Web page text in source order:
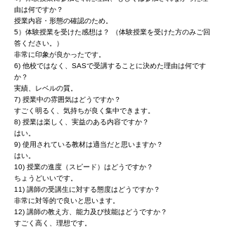
由は何ですか？
授業内容・形態の確認のため。
5）体験授業を受けた感想は？ （体験授業を受けた方のみご回
答ください。）
非常に印象が良かったです。
6) 他校ではなく、SASで受講することに決めた理由は何です
か？
実績、レベルの質。
7) 授業中の雰囲気はどうですか？
すごく明るく、気持ちが良く集中できます。
8) 授業は楽しく、実益のある内容ですか？
はい。
9) 使用されている教材は適当だと思いますか？
はい。
10) 授業の進度（スピード）はどうですか？
ちょうどいいです。
11) 講師の受講生に対する態度はどうですか？
非常に対等的で良いと思います。
12) 講師の教え方、能力及び技能はどうですか？
すごく高く、理想です。